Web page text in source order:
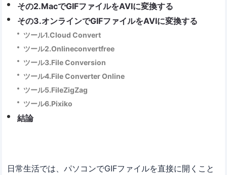
その2.MacでGIFファイルをAVIに変換する
その3.オンラインでGIFファイルをAVIに変換する
ツール1.Cloud Convert
ツール2.Onlineconvertfree
ツール3.File Conversion
ツール4.File Converter Online
ツール5.FileZigZag
ツール6.Pixiko
結論
日常生活では、パソコンでGIFファイルを直接に開くこと